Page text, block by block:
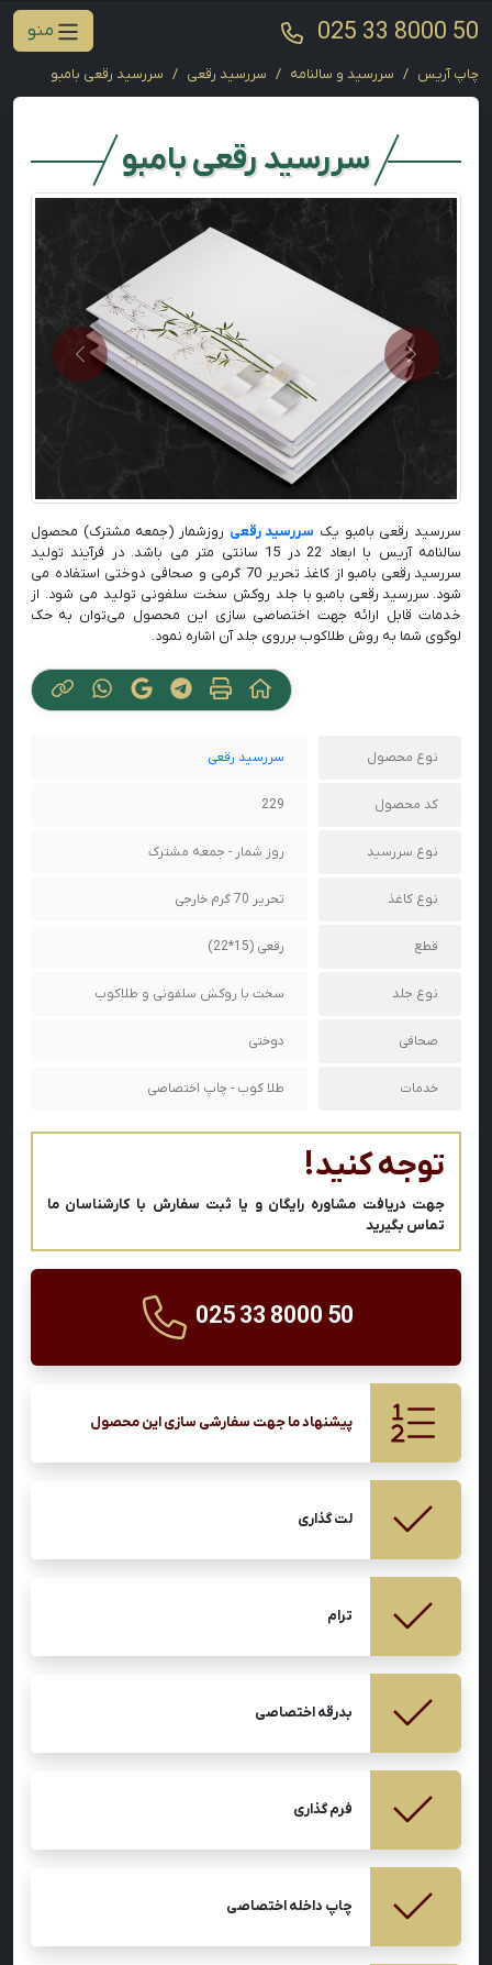
025 33 8000 50 منو
چاپ آریس سررسید و سالنامه سررسید رقعی سررسید رقعی بامبو
سررسید رقعی بامبو
Previous
Next
سررسید رقعی بامبو یک سررسید رقعی روزشمار (جمعه مشترک) محصول
سالنامه آریس با ابعاد 22 در 15 سانتی متر می باشد. در فرآیند تولید
سررسید رقعی بامبو از کاغذ تحریر 70 گرمی و صحافی دوختی استفاده می‌
شود. سررسید رقعی بامبو با جلد روکش سخت سلفونی تولید می شود. از
خدمات قابل ارائه جهت اختصاصی سازی این محصول می‌توان به حک
لوگوی شما به روش طلاکوب برروی جلد آن اشاره نمود.
نوع محصول سررسید رقعی
کد محصول 229
نوع سررسید روز شمار - جمعه مشترک
نوع کاغذ تحریر 70 گرم خارجی
قطع رقعی (15*22)
نوع جلد سخت با روکش سلفونی و طلاکوب
صحافی دوختی
خدمات طلا کوب - چاپ اختصاصی
توجه کنید!
جهت دریافت مشاوره رایگان و یا ثبت سفارش با کارشناسان ما
تماس بگیرید
025 33 8000 50
پیشنهاد ما جهت سفارشی سازی این محصول
لت گذاری
ترام
بدرقه اختصاصی
فرم گذاری
چاپ داخله اختصاصی